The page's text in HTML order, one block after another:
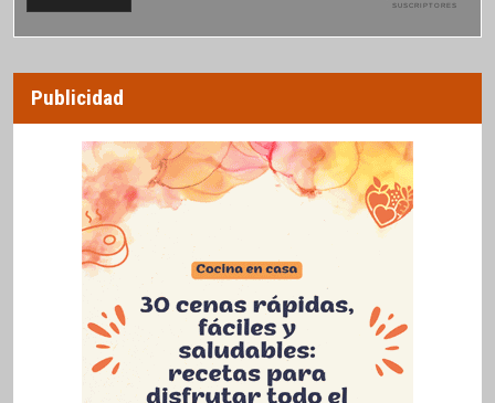
SUSCRIPTORES
Publicidad